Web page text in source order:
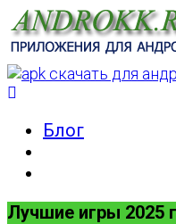
Блог
Лучшие игры 2025